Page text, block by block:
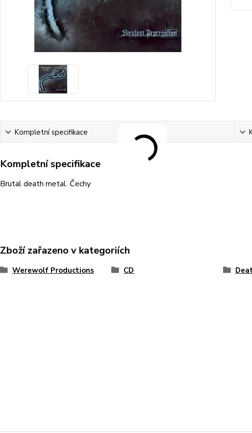
Kompletní specifikace
Kompletní specifikace
Brutal death metal. Čechy
Zboží zařazeno v kategoriích
Werewolf Productions CD